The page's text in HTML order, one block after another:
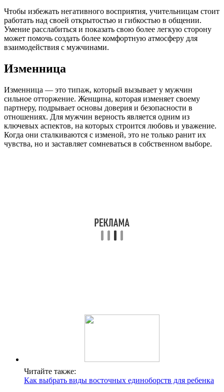
Чтобы избежать негативного восприятия, учительницам стоит
работать над своей открытостью и гибкостью в общении.
Умение расслабиться и показать свою более легкую сторону
может помочь создать более комфортную атмосферу для
взаимодействия с мужчинами.
Изменница
Изменница — это типаж, который вызывает у мужчин
сильное отторжение. Женщина, которая изменяет своему
партнеру, подрывает основы доверия и безопасности в
отношениях. Для мужчин верность является одним из
ключевых аспектов, на которых строится любовь и уважение.
Когда они сталкиваются с изменой, это не только ранит их
чувства, но и заставляет сомневаться в собственном выборе.
Читайте также:
Как выбрать виды восточных единоборств для ребенка